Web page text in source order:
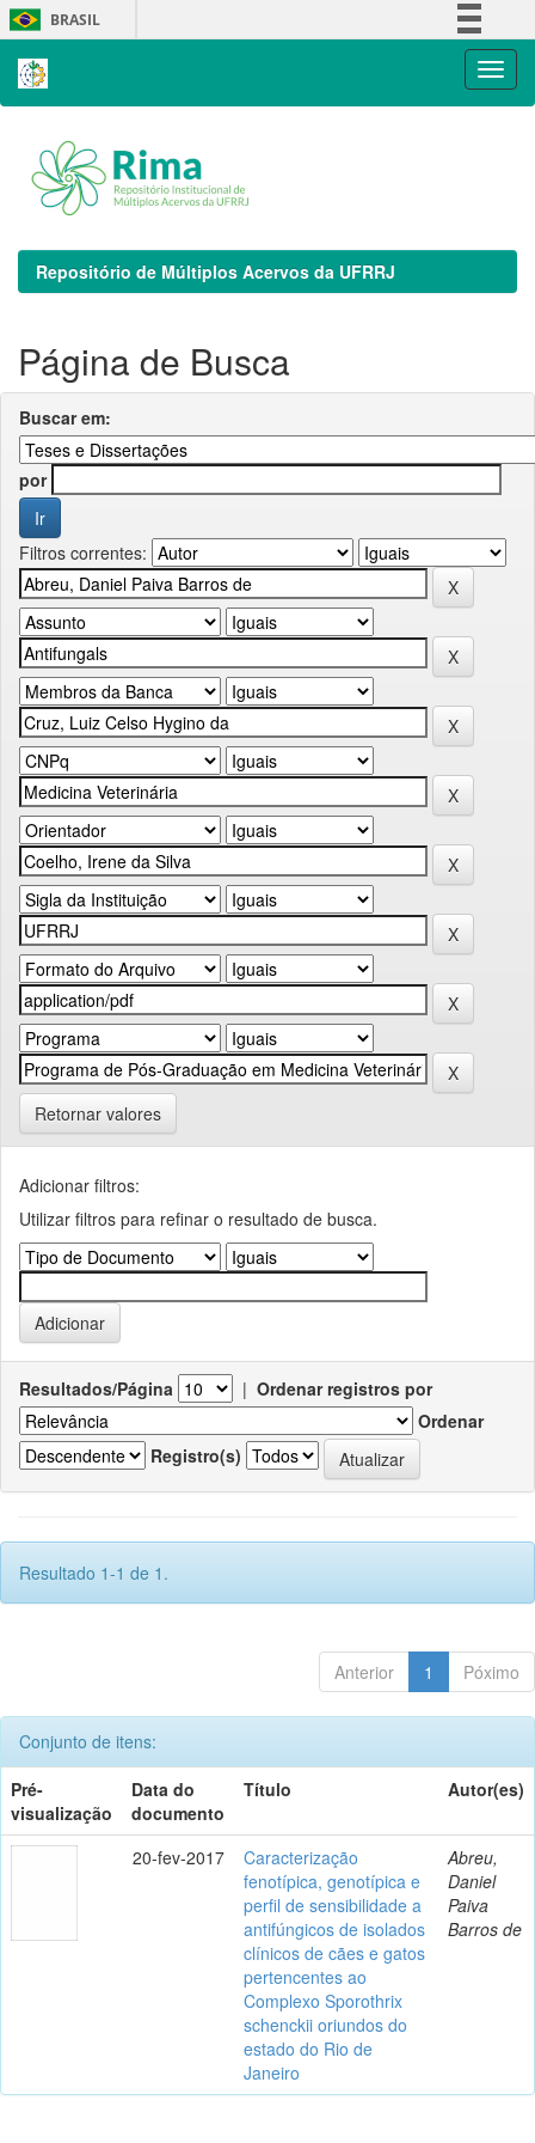
Skip
navigation
BRASIL
Repositório de Múltiplos Acervos da UFRRJ
Página de Busca
Buscar em:
por
Filtros correntes:
Retornar valores
Adicionar filtros:
Utilizar filtros para refinar o resultado de busca.
Resultados/Página | Ordenar registros por
Ordenar
Registro(s)
Resultado 1-1 de 1.
Anterior 1 Póximo
Conjunto de itens:
Pré-
visualização
Data do
documento
Título Autor(es)
20-fev-2017
Caracterização
fenotípica, genotípica e
perfil de sensibilidade a
antifúngicos de isolados
clínicos de cães e gatos
pertencentes ao
Complexo Sporothrix
schenckii oriundos do
estado do Rio de
Janeiro
Abreu,
Daniel
Paiva
Barros de